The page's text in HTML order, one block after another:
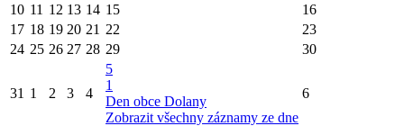
10 11 12 13 14 15
16
17 18 19 20 21 22
23
24 25 26 27 28 29 30
31 1 2 3 4
5
1
Den obce Dolany
Zobrazit všechny záznamy ze dne
6